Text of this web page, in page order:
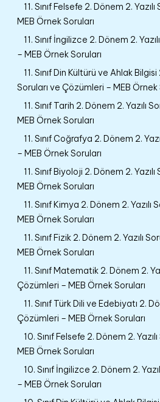
11. Sınıf Felsefe 2. Dönem 2.
MEB Örnek Soruları
11. Sınıf İngilizce 2. Dönem 2.
– MEB Örnek Soruları
11. Sınıf Din Kültürü ve Ahlak Bilgisi
Soruları ve Çözümleri – MEB Örnek
11. Sınıf Tarih 2. Dönem 2. Yazılı
MEB Örnek Soruları
11. Sınıf Coğrafya 2. Dönem 2.
– MEB Örnek Soruları
11. Sınıf Biyoloji 2. Dönem 2.
MEB Örnek Soruları
11. Sınıf Kimya 2. Dönem 2.
MEB Örnek Soruları
11. Sınıf Fizik 2. Dönem 2. Yazılı
MEB Örnek Soruları
11. Sınıf Matematik 2. Dönem 2.
Çözümleri – MEB Örnek Soruları
11. Sınıf Türk Dili ve Edebiyatı 2.
Çözümleri – MEB Örnek Soruları
10. Sınıf Felsefe 2. Dönem 2.
MEB Örnek Soruları
10. Sınıf İngilizce 2. Dönem 2.
– MEB Örnek Soruları